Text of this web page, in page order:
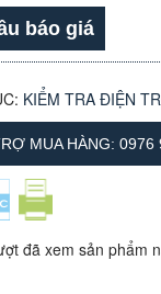
báo giá
KIỂM TRA ĐIỆN
MUA HÀNG:
đã xem sản phẩm